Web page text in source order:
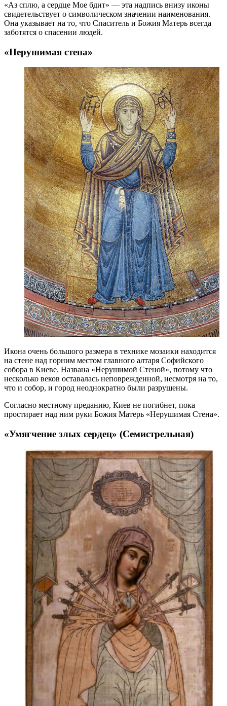
«Аз сплю, а сердце Мое бдит» — эта надпись внизу иконы
свидетельствует о символическом значении наименования.
Она указывает на то, что Спаситель и Божия Матерь всегда
заботятся о спасении людей.
«Нерушимая стена»
Икона очень большого размера в технике мозаики находится
на стене над горним местом главного алтаря Софийского
собора в Киеве. Названа «Нерушимой Стеной», потому что
несколько веков оставалась неповрежденной, несмотря на то,
что и собор, и город неоднократно были разрушены.
Согласно местному преданию, Киев не погибнет, пока
простирает над ним руки Божия Матерь «Нерушимая Стена».
«Умягчение злых сердец» (Семистрельная)